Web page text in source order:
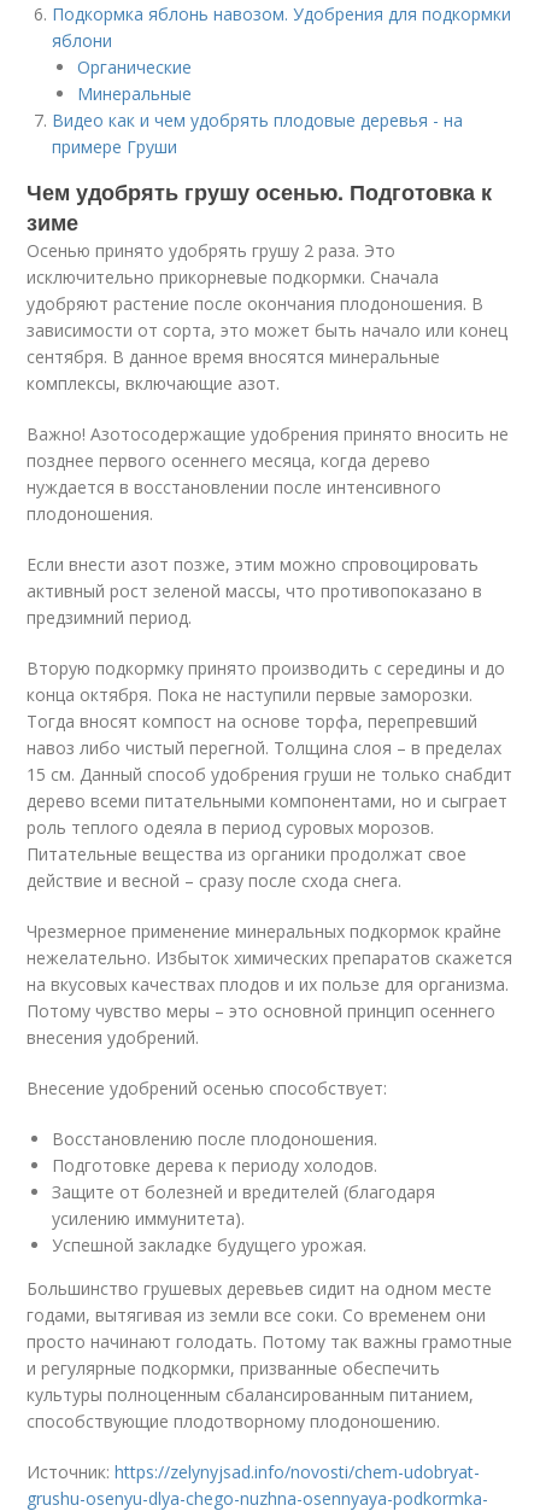
Подкормка яблонь навозом. Удобрения для подкормки
яблони
Органические
Минеральные
Видео как и чем удобрять плодовые деревья - на
примере Груши
Чем удобрять грушу осенью. Подготовка к
зиме
Осенью принято удобрять грушу 2 раза. Это
исключительно прикорневые подкормки. Сначала
удобряют растение после окончания плодоношения. В
зависимости от сорта, это может быть начало или конец
сентября. В данное время вносятся минеральные
комплексы, включающие азот.
Важно! Азотосодержащие удобрения принято вносить не
позднее первого осеннего месяца, когда дерево
нуждается в восстановлении после интенсивного
плодоношения.
Если внести азот позже, этим можно спровоцировать
активный рост зеленой массы, что противопоказано в
предзимний период.
Вторую подкормку принято производить с середины и до
конца октября. Пока не наступили первые заморозки.
Тогда вносят компост на основе торфа, перепревший
навоз либо чистый перегной. Толщина слоя – в пределах
15 см. Данный способ удобрения груши не только снабдит
дерево всеми питательными компонентами, но и сыграет
роль теплого одеяла в период суровых морозов.
Питательные вещества из органики продолжат свое
действие и весной – сразу после схода снега.
Чрезмерное применение минеральных подкормок крайне
нежелательно. Избыток химических препаратов скажется
на вкусовых качествах плодов и их пользе для организма.
Потому чувство меры – это основной принцип осеннего
внесения удобрений.
Внесение удобрений осенью способствует:
Восстановлению после плодоношения.
Подготовке дерева к периоду холодов.
Защите от болезней и вредителей (благодаря
усилению иммунитета).
Успешной закладке будущего урожая.
Большинство грушевых деревьев сидит на одном месте
годами, вытягивая из земли все соки. Со временем они
просто начинают голодать. Потому так важны грамотные
и регулярные подкормки, призванные обеспечить
культуры полноценным сбалансированным питанием,
способствующие плодотворному плодоношению.
Источник:https://zelynyjsad.info/novosti/chem-udobryat-
grushu-osenyu-dlya-chego-nuzhna-osennyaya-podkormka-